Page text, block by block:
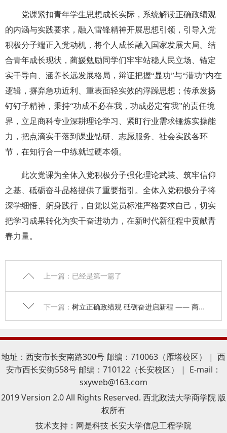
党课紧扣青年学生思想成长实际，系统解读正确政绩观
的内涵与实践要求，融入雷锋精神开展思想引领，引导入党
积极分子端正入党动机，将个人成长融入国家发展大局。结
合青年成长现状，蔺媛勉励同学们牢牢站稳人民立场、锚定
实干导向、涵养长远发展格局，辩证把握“显功”与“潜功”内在
逻辑，摒弃急功近利、重表面轻实效的浮躁思想；传承发扬
钉钉子精神，秉持“功成不必在我，功成必定有我”的责任境
界，立足商科专业深耕理论学习、紧盯行业需求锤炼实操能
力，把点滴实干落到课业钻研、志愿服务、社会实践各环
节，在知行合一中练就过硬本领。
此次党课为全体入党积极分子强化理论武装、筑牢信仰
之基、砥砺奋斗品格提供了重要指引。全体入党积极分子将
深学细悟、躬身践行，自觉以党员标准严格要求自己，切实
把学习成果转化为实干奋进动力，在新时代新征程中贡献青
春力量。
上一篇：已经是第一篇了
下一篇： 树立正确政绩观 砥砺奋进启新程 —— 商学院开展毕业生党员离校专题党课暨重温入党誓词活动
地址：西安市长安南路300号 邮编：710063（雁塔校区） | 西
安市西长安街558号 邮编：710122（长安校区） | E-mail：
sxyweb@163.com
2019 Version 2.0 All Rights Reserved. 西北政法大学商学院 版
权所有
技术支持： 网是科技 长安大学信息工程学院